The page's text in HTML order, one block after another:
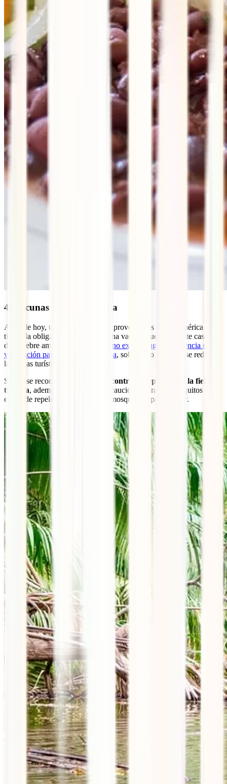
4. Vacunas para Nicaragua
A día de hoy, tan solo los viajeros provenientes de Sudamérica
tienen la obligación de llevar alguna vacuna puesta, en este caso al
de la fiebre amarilla. Para el resto no existe ninguna exigencia de
vacunación para viajar a Nicaragua, sobre todo si tu ruta se reduce a
las zonas turísticas.
Sí que se recomienda
vacunarse contra la hepatitis A y la fiebre
tifoidea, además de cualquier precaución contra los mosquitos como
el uso de repelentes, ropa larga o mosquiteras para dormir.